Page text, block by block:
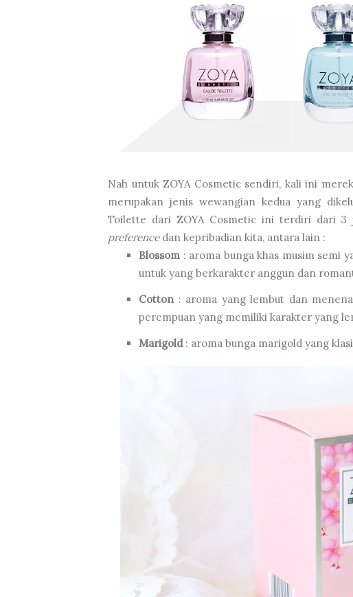
Nah untuk ZOYA Cosmetic sendiri, kali ini
merupakan jenis wewangian kedua yang
Toilette dari ZOYA Cosmetic ini terdiri dari 3
preferencedan kepribadian kita, antara lain :
Blossom : aroma bunga khas musim semi
untuk yang berkarakter anggun dan
Cotton : aroma yang lembut dan
perempuan yang memiliki karakter yang
Marigold: aroma bunga marigold yang